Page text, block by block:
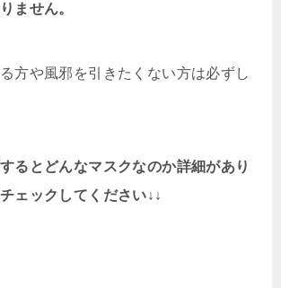
ません。
方や風邪を引きたくない方は必ずし
るとどんなマスクなのか詳細があり
ェックしてください↓↓